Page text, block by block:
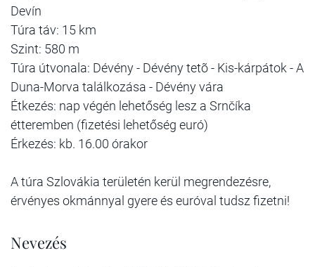
Devín
Túra táv: 15 km
Szint: 580 m
Túra útvonala: Dévény - Dévény tetõ - Kis-kárpátok - A
Duna-Morva találkozása - Dévény vára
Étkezés: nap végén lehetőség lesz a Srnčíka
étteremben (fizetési lehetőség euró)
Érkezés: kb. 16.00 órakor
A túra Szlovákia területén kerül megrendezésre,
érvényes okmánnyal gyere és euróval tudsz fizetni!
Nevezés